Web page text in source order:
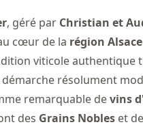
, géré par Christian et
cœur de la région Alsace
viticole authentique
résolument
remarquable devins
des Grains Nobles et